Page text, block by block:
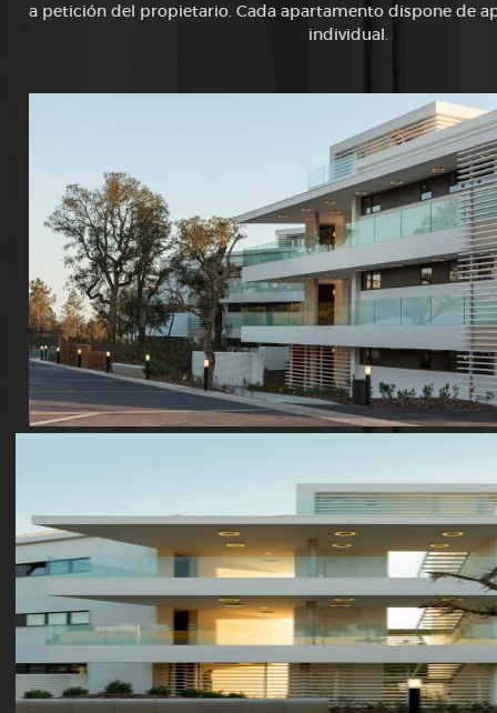
a petición del propietario. Cada apartamento dispone de
individual.